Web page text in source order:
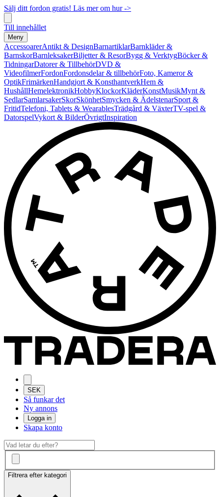
Sälj ditt fordon gratis! Läs mer om hur ->
Till innehållet
Meny
AccessoarerAntikt & DesignBarnartiklarBarnkläder &
BarnskorBarnleksakerBiljetter & ResorBygg & VerktygBöcker &
TidningarDatorer & TillbehörDVD &
VideofilmerFordonFordonsdelar & tillbehörFoto, Kameror &
OptikFrimärkenHandgjort & KonsthantverkHem &
HushållHemelektronikHobbyKlockorKläderKonstMusikMynt &
SedlarSamlarsakerSkorSkönhetSmycken & ÄdelstenarSport &
FritidTelefoni, Tablets & WearablesTrädgård & VäxterTV-spel &
DatorspelVykort & BilderÖvrigtInspiration
SEK
Så funkar det
Ny annons
Logga in
Skapa konto
Filtrera efter kategori